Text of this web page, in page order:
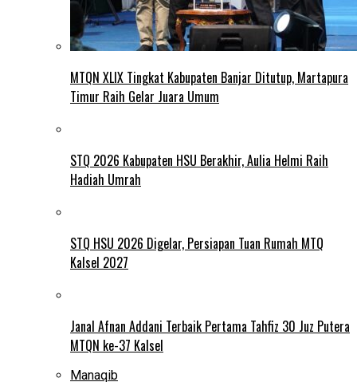
MTQN XLIX Tingkat Kabupaten Banjar Ditutup, Martapura
Timur Raih Gelar Juara Umum
STQ 2026 Kabupaten HSU Berakhir, Aulia Helmi Raih
Hadiah Umrah
STQ HSU 2026 Digelar, Persiapan Tuan Rumah MTQ
Kalsel 2027
Janal Afnan Addani Terbaik Pertama Tahfiz 30 Juz Putera
MTQN ke-37 Kalsel
Manaqib